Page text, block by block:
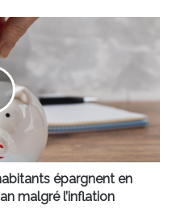
épargnent en
malgré l’inflation